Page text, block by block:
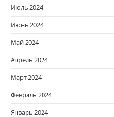
Июль 2024
Июнь 2024
Май 2024
Апрель 2024
Март 2024
Февраль 2024
Январь 2024